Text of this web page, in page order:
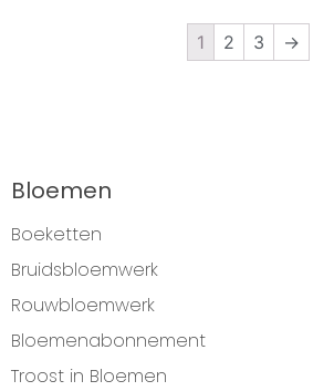
1 2 3 →
Bloemen
Boeketten
Bruidsbloemwerk
Rouwbloemwerk
Bloemenabonnement
Troost in Bloemen